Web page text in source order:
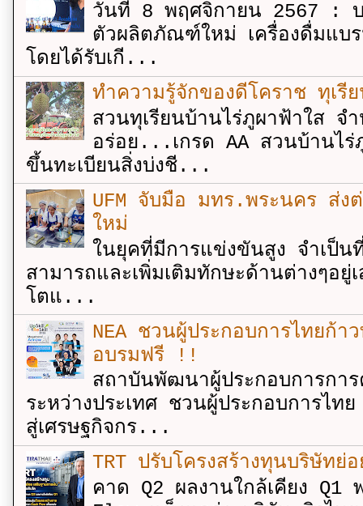
วันที่ 8 พฤศจิกายน 2567 : บ
ตัวผลิตภัณฑ์ใหม่ เครื่องดื่มแบ
โดยได้รับเกี...
ทำความรู้จักของดีโคราช ทุเรี
สวนทุเรียนบ้านไร่ภูผาฟ้าใส
อร่อย...เกรด AA สวนบ้านไ
ขึ้นทะเบียนสิ่งบ่งชี...
UFM จับมือ มทร.พระนคร ส่งต่
ใหม่
ในยุคที่มีการแข่งขันสูง จำเป็
สามารถและเพิ่มเติมทักษะด้านต่างๆอยู่
โตแ...
NEA ชวนผู้ประกอบการไทยก้า
อบรมฟรี !!
สถาบันพัฒนาผู้ประกอบการกา
ระหว่างประเทศ ชวนผู้ประกอบการไท
สู่เศรษฐกิจกร...
TRT ปรับโครงสร้างทุนบริษัทย่
คาด Q2 ผลงานใกล้เคียง Q1